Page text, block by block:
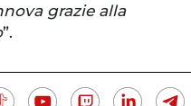
grazie alla
”.